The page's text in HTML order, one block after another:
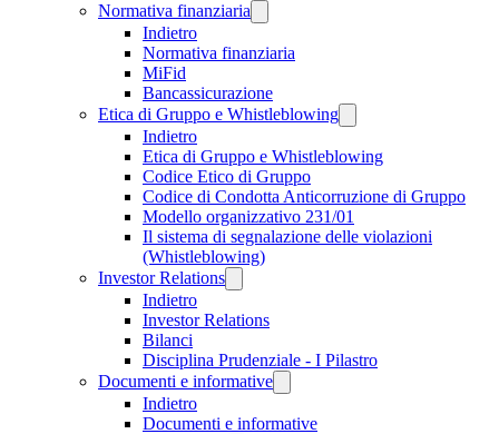
Normativa finanziaria
Indietro
Normativa finanziaria
MiFid
Bancassicurazione
Etica di Gruppo e Whistleblowing
Indietro
Etica di Gruppo e Whistleblowing
Codice Etico di Gruppo
Codice di Condotta Anticorruzione di Gruppo
Modello organizzativo 231/01
Il sistema di segnalazione delle violazioni
(Whistleblowing)
Investor Relations
Indietro
Investor Relations
Bilanci
Disciplina Prudenziale - I Pilastro
Documenti e informative
Indietro
Documenti e informative